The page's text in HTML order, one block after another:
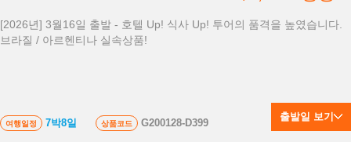
[2026년] 3월16일 출발 - 호텔 Up! 식사 Up! 투어의 품격을 높였습니다.
브라질 / 아르헨티나 실속상품!
여행일정 7박8일 상품코드 G200128-D399
출발일 보기